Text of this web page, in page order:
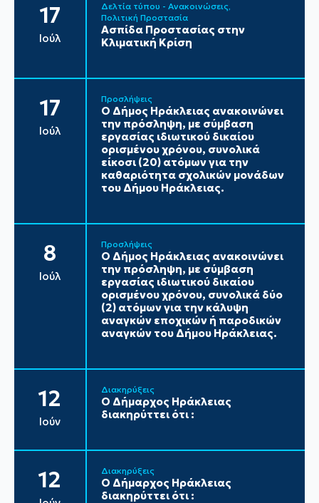
17
Ιούλ
Δελτία τύπου - Ανακοινώσεις
Πολιτική Προστασία
Ασπίδα Προστασίας στην
Κλιματική Κρίση
17
Ιούλ
Προσλήψεις
Ο Δήμος Ηράκλειας ανακοινώνει
την πρόσληψη, με σύμβαση
εργασίας ιδιωτικού δικαίου
ορισμένου χρόνου, συνολικά
είκοσι (20) ατόμων για την
καθαριότητα σχολικών μονάδων
του Δήμου Ηράκλειας.
8
Ιούλ
Προσλήψεις
Ο Δήμος Ηράκλειας ανακοινώνει
την πρόσληψη, με σύμβαση
εργασίας ιδιωτικού δικαίου
ορισμένου χρόνου, συνολικά δύο
(2) ατόμων για την κάλυψη
αναγκών εποχικών ή παροδικών
αναγκών του Δήμου Ηράκλειας.
12
Ιούν
Διακηρύξεις
Ο Δήμαρχος Ηράκλειας
διακηρύττει ότι :
12 Διακηρύξεις
Ο Δήμαρχος Ηράκλειας
διακηρύττει ότι :